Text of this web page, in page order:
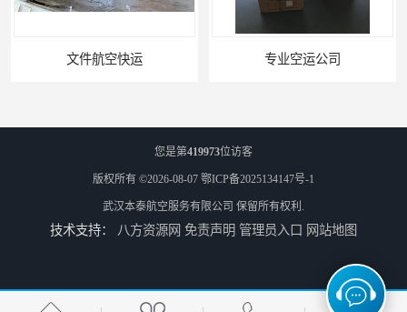
专业空运公司 武汉机场货运站电话
西宁航空物流 航空快递当天能到吗
您是第419973位访客
版权所有 ©2026-08-07 鄂ICP备2025134147号-1
武汉本泰航空服务有限公司 保留所有权利.
技术支持： 八方资源网 免责声明 管理员入口 网站地图